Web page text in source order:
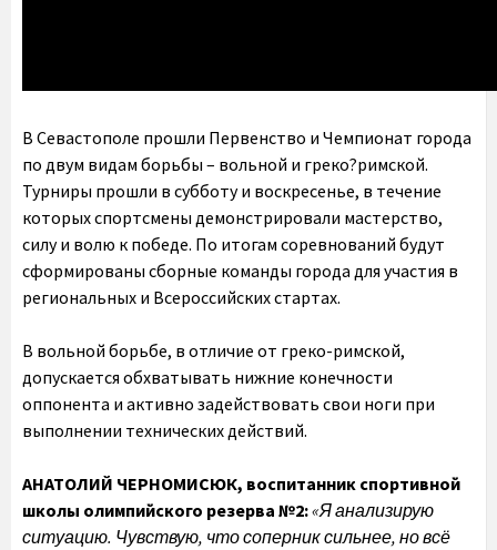
В Севастополе прошли Первенство и Чемпионат города
по двум видам борьбы – вольной и греко?римской.
Турниры прошли в субботу и воскресенье, в течение
которых спортсмены демонстрировали мастерство,
силу и волю к победе. По итогам соревнований будут
сформированы сборные команды города для участия в
региональных и Всероссийских стартах.
В вольной борьбе, в отличие от греко-римской,
допускается обхватывать нижние конечности
оппонента и активно задействовать свои ноги при
выполнении технических действий.
АНАТОЛИЙ ЧЕРНОМИСЮК, воспитанник спортивной
школы олимпийского резерва №2:«Я анализирую
ситуацию. Чувствую, что соперник сильнее, но всё